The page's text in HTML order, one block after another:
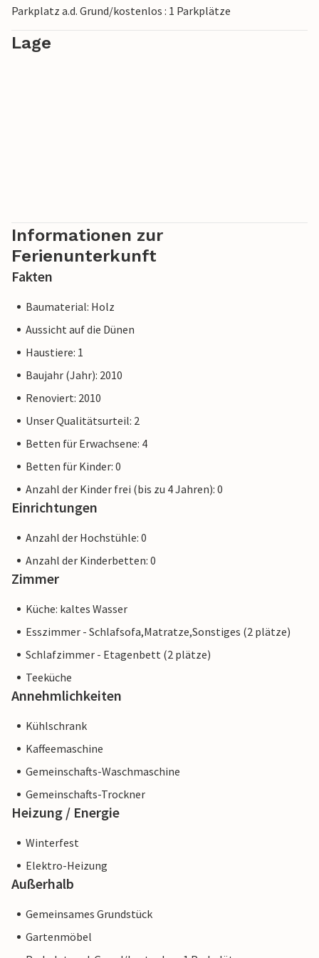
Parkplatz a.d. Grund/kostenlos : 1 Parkplätze
Lage
Informationen zur
Ferienunterkunft
Fakten
Baumaterial: Holz
Aussicht auf die Dünen
Haustiere: 1
Baujahr (Jahr): 2010
Renoviert: 2010
Unser Qualitätsurteil: 2
Betten für Erwachsene: 4
Betten für Kinder: 0
Anzahl der Kinder frei (bis zu 4 Jahren): 0
Einrichtungen
Anzahl der Hochstühle: 0
Anzahl der Kinderbetten: 0
Zimmer
Küche: kaltes Wasser
Esszimmer - Schlafsofa,Matratze,Sonstiges (2 plätze)
Schlafzimmer - Etagenbett (2 plätze)
Teeküche
Annehmlichkeiten
Kühlschrank
Kaffeemaschine
Gemeinschafts-Waschmaschine
Gemeinschafts-Trockner
Heizung / Energie
Winterfest
Elektro-Heizung
Außerhalb
Gemeinsames Grundstück
Gartenmöbel